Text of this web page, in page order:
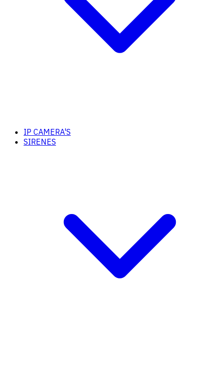
IP CAMERA'S
SIRENES